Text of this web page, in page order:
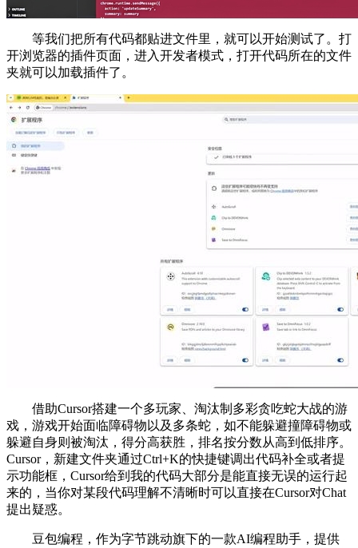
等我们把所有代码都贴进文件里，就可以开始测试了。打
开浏览器的插件页面，进入开发者模式，打开代码所在的文件
夹就可以加载插件了。
借助Cursor搭建一个多玩家、淘汰制多彩贪吃蛇大战的游
戏，游戏开始面临障碍物以及多条蛇，如不能躲避撞障碍物或
躲避自身则被淘汰，得分高获胜，排名按分数从高到低排序。
Cursor，新建文件夹通过Ctrl+K的快捷键调出代码补全或者提
示功能框，Cursor给到我的代码大部分是能直接无误的运行起
来的，当你对某段代码理解不清晰时可以直接在Cursor对Chat
提出疑惑。
豆包编程，作为字节跳动旗下的一款AI编程助手，提供